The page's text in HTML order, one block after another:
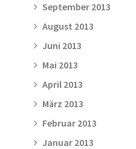
September 2013
August 2013
Juni 2013
Mai 2013
April 2013
März 2013
Februar 2013
Januar 2013